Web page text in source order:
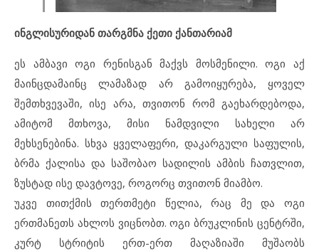
ინგლისურიდან თარგმნა ქეთი ქანთარიამ
ეს ამბავი ოგი რენისგან მაქვს მოსმენილი. ოგი აქ
მაინცდამაინც ლამაზად არ გამოიყურება, ყოველ
შემთხვევაში, ისე არა, თვითონ რომ გაეხარდებოდა,
ამიტომ მთხოვა, მისი ნამდვილი სახელი არ
მეხსენებინა. სხვა ყველაფერი, დაკარგული საფულის,
ბრმა ქალისა და საშობაო სადილის ამბის ჩათვლით,
ზუსტად ისე დავტოვე, როგორც თვითონ მიამბო.
უკვე თითქმის თერთმეტი წელია, რაც მე და ოგი
ერთმანეთს ახლოს ვიცნობთ. ოგი ბრუკლინის ცენტრში,
კურტ სტრიტის ერთ-ერთ მაღაზიაში მუშაობს